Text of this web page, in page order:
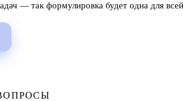
— так формулировка будет одна для